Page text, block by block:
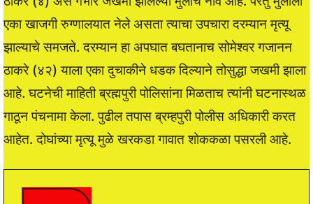
एका खाजगी रुग्णालयात नेले असता त्याचा उपचारा दरम्यान मृत्यू
झाल्याचे समजते. दरम्यान हा अपघात बघतानाच सोमेश्वर गजानन
ठाकरे (४२) याला एका दुचाकीने धडक दिल्याने तोसुद्धा जखमी झाला
आहे. घटनेची माहिती ब्रह्मपुरी पोलिसांना मिळताच त्यांनी घटनास्थळ
गाठून पंचनामा केला. पुढील तपास ब्रम्हपुरी पोलीस अधिकारी करत
आहेत. दोघांच्या मृत्यू मुळे खरकडा गावात शोककळा पसरली आहे.